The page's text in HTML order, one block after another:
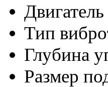
Двигатель
Тип
Глубина
Размер